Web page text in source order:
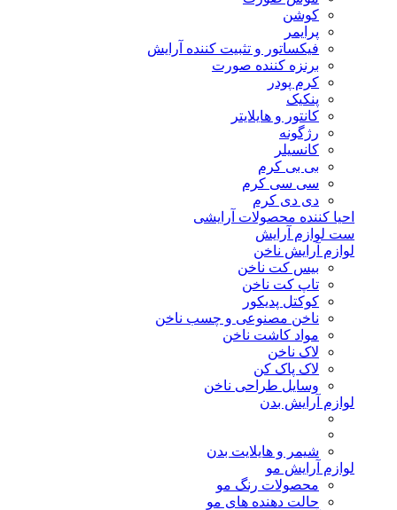
کوشن
پرایمر
فیکساتور و تثبیت کننده آرایش
برنزه کننده صورت
کرم پودر
پنکیک
کانتور و هایلایتر
رژگونه
کانسیلر
بی بی کرم
سی سی کرم
دی دی کرم
احیا کننده محصولات آرایشی
ست لوازم آرایش
لوازم آرایش ناخن
بیس کت ناخن
تاپ کت ناخن
کوکتل پدیکور
ناخن مصنوعی و چسب ناخن
مواد کاشت ناخن
لاک ناخن
لاک پاک کن
وسایل طراحی ناخن
لوازم آرایش بدن
شیمر و هایلایت بدن
لوازم آرایش مو
محصولات رنگ مو
حالت دهنده های مو